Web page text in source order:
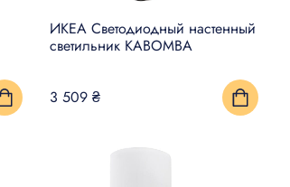
ИКЕА Светодиодный настенный
светильник KABOMBA
3 509 ₴